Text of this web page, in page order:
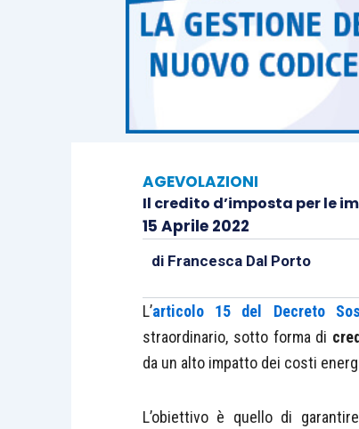
AGEVOLAZIONI
Il credito d’imposta per le
15 Aprile 2022
di Francesca Dal Porto
L’articolo 15 del Decreto
straordinario, sotto forma di
da un alto impatto dei costi
L’obiettivo è quello di